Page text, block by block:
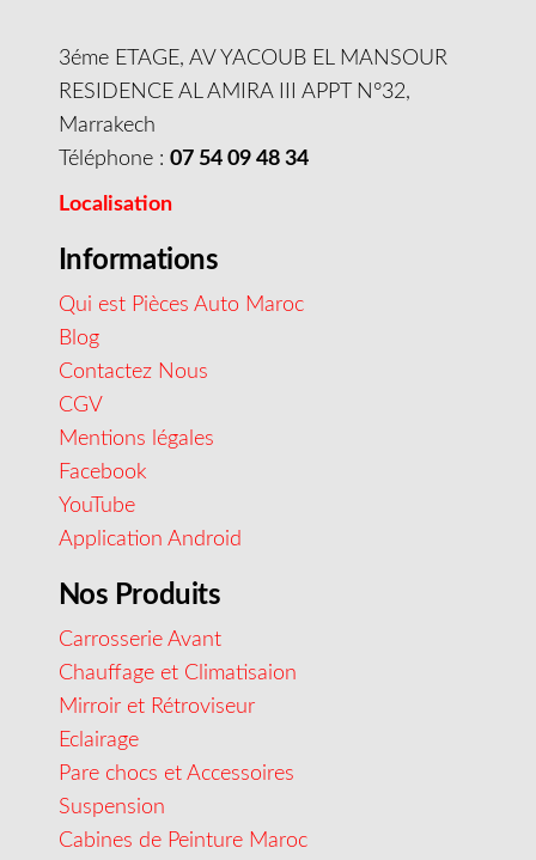
3éme ETAGE, AV YACOUB EL MANSOUR
RESIDENCE AL AMIRA III APPT N°32,
Marrakech
Téléphone : 07 54 09 48 34
Localisation
Informations
Qui est Pièces Auto Maroc
Blog
Contactez Nous
CGV
Mentions légales
Facebook
YouTube
Application Android
Nos Produits
Carrosserie Avant
Chauffage et Climatisaion
Mirroir et Rétroviseur
Eclairage
Pare chocs et Accessoires
Suspension
Cabines de Peinture Maroc